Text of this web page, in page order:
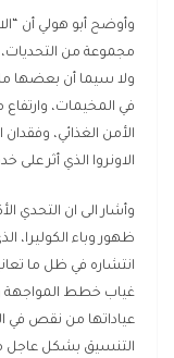
وأوضح أبو هولي أن
مجموعة من التحديات،
ولا سيما أن بعضها
الأمن الغذائي،
الاونروا الذي أثر على
وأشار الى ان التحدي
ظهور وباء الكوليرا،
انتشاره في ظل ما
غياب خطط المواجهة
عياداتها من نقص في
التنسيق بشكل عاجل